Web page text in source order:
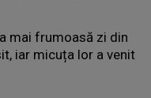
mai frumoasă zi din
iar micuța lor a venit